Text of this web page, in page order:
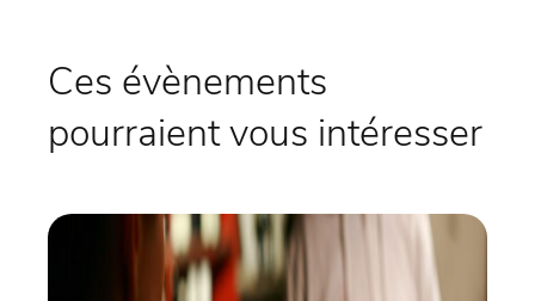
Ces évènements
pourraient vous intéresser